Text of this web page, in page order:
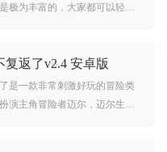
极为丰富的，大家都可以轻松
返了v2.4 安卓版
是一款非常刺激好玩的冒险类
演主角冒险者迈尔，迈尔生活